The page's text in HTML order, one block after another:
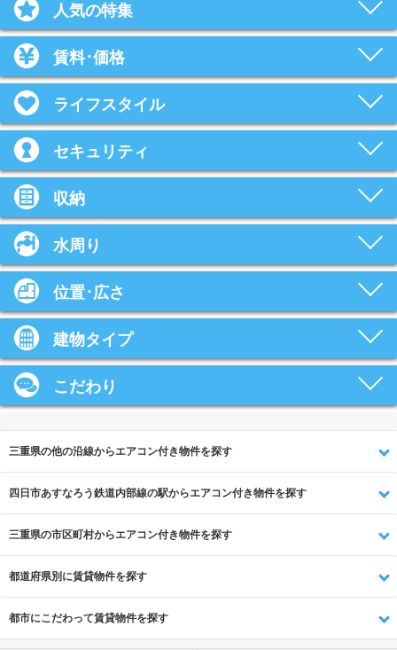
人気の特集
賃料･価格
ライフスタイル
セキュリティ
収納
水周り
位置･広さ
建物タイプ
こだわり
三重県の他の沿線からエアコン付き物件を探す
四日市あすなろう鉄道内部線の駅からエアコン付き物件を探す
三重県の市区町村からエアコン付き物件を探す
都道府県別に賃貸物件を探す
都市にこだわって賃貸物件を探す